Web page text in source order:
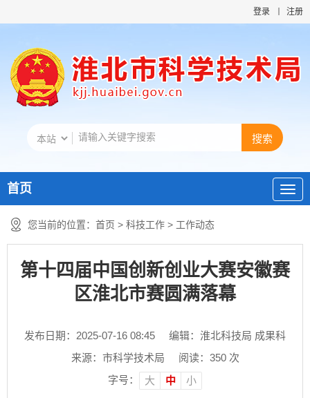
登录 注册
首页
您当前的位置： 首页 > 科技工作 > 工作动态
第十四届中国创新创业大赛安徽赛
区淮北市赛圆满落幕
发布日期：2025-07-16 08:45
编辑：淮北科技局 成果科
来源：市科学技术局
阅读： 350次
字号：
大 中 小